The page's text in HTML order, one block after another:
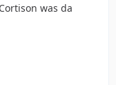
was da